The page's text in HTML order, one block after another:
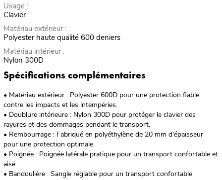
Usage :
Clavier
Matériau extérieur :
Polyester haute qualité 600 deniers
Matériau intérieur :
Nylon 300D
Spécifications complémentaires
• Matériau extérieur : Polyester 600D pour une protection fiable
contre les impacts et les intempéries.
• Doublure intérieure : Nylon 300D pour protéger le clavier des
rayures et des dommages pendant le transport.
• Rembourrage : Fabriqué en polyéthylène de 20 mm d'épaisseur
pour une protection optimale.
• Poignée : Poignée latérale pratique pour un transport confortable et
aisé.
• Bandoulière : Sangle réglable pour un transport confortable